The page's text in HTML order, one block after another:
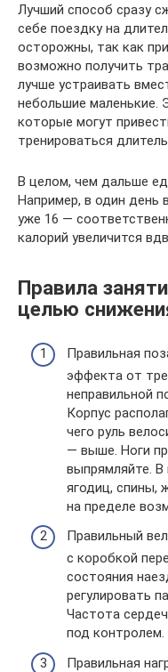
Лучший способ сразу
себе поездку на
осторожны, так как
возможно получить
лучше устраивать
небольшие маленькие.
которые могут
тренироваться
В целом, чем дальше
Например, в один день
уже 16 —
калорий увеличится
Правила
целью
Правильная
эффекта от
неправильной
Корпус
чего руль
— выше. Ноги
выпрямляйте. В
ягодиц, спины,
на пределе
Правильный
с коробкой
состояния
регулировать
Частота
под контролем.
Правильная